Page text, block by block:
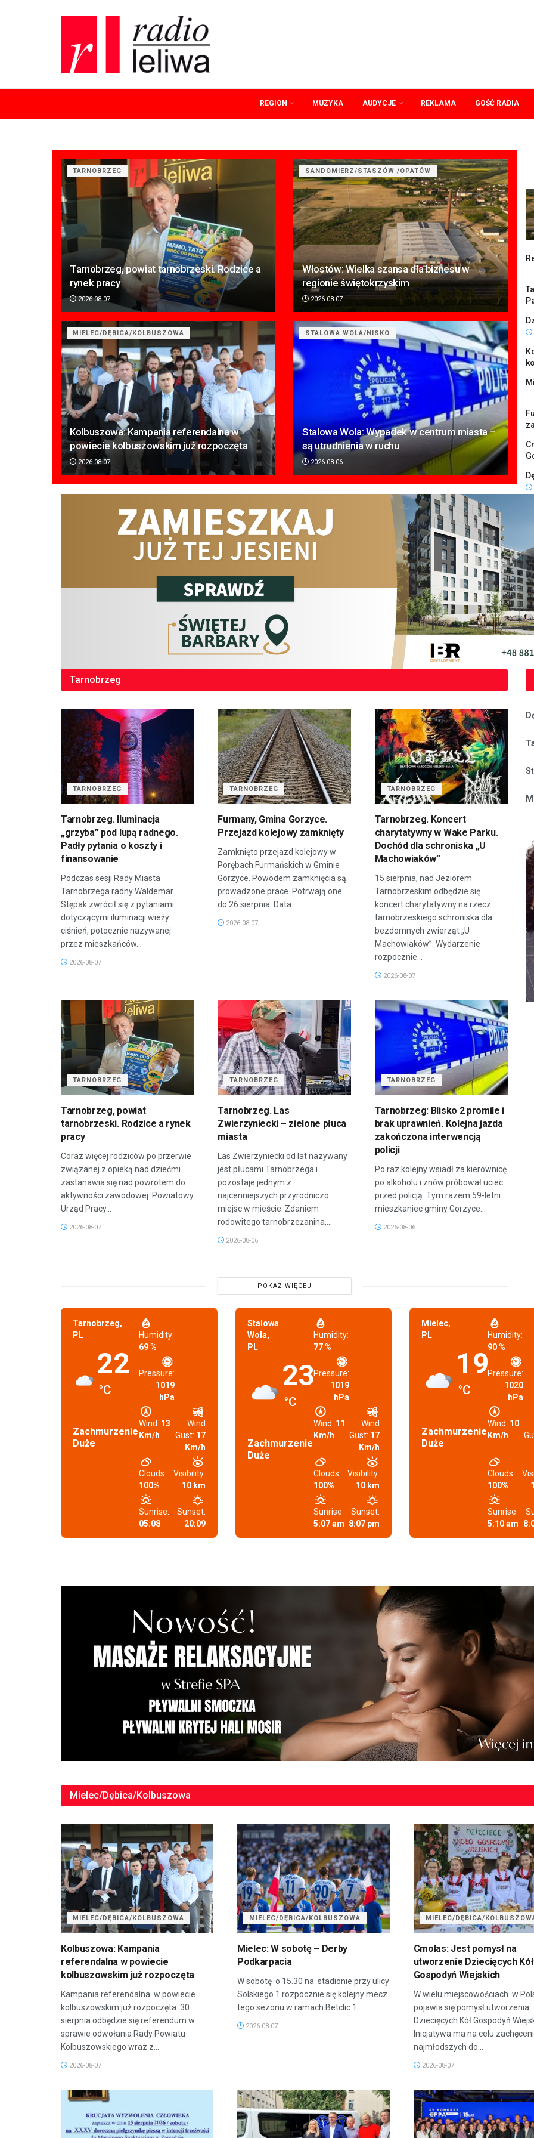
REGION MUZYKA AUDYCJE REKLAMA GOŚĆ RADIA
TARNOBRZEG
Tarnobrzeg, powiat tarnobrzeski. Rodzice a
rynek pracy
2026-08-07
SANDOMIERZ/STASZÓW /OPATÓW
Włostów: Wielka szansa dla biznesu w
regionie świętokrzyskim
2026-08-07
MIELEC/DĘBICA/KOLBUSZOWA
Kolbuszowa: Kampania referendalna w
powiecie kolbuszowskim już rozpoczęta
2026-08-07
STALOWA WOLA/NISKO
Stalowa Wola: Wypadek w centrum miasta –
są utrudnienia w ruchu
2026-08-06
Tarnobrzeg
TARNOBRZEG
Tarnobrzeg. Iluminacja
„grzyba” pod lupą radnego.
Padły pytania o koszty i
finansowanie
Podczas sesji Rady Miasta
Tarnobrzega radny Waldemar
Stępak zwrócił się z pytaniami
dotyczącymi iluminacji wieży
ciśnień, potocznie nazywanej
przez mieszkańców...
2026-08-07
TARNOBRZEG
Furmany, Gmina Gorzyce.
Przejazd kolejowy zamknięty
Zamknięto przejazd kolejowy w
Porębach Furmańskich w Gminie
Gorzyce. Powodem zamknięcia są
prowadzone prace. Potrwają one
do 26 sierpnia. Data...
2026-08-07
TARNOBRZEG
Tarnobrzeg. Koncert
charytatywny w Wake Parku.
Dochód dla schroniska „U
Machowiaków”
15 sierpnia, nad Jeziorem
Tarnobrzeskim odbędzie się
koncert charytatywny na rzecz
tarnobrzeskiego schroniska dla
bezdomnych zwierząt „U
Machowiaków”. Wydarzenie
rozpocznie...
2026-08-07
TARNOBRZEG
Tarnobrzeg, powiat
tarnobrzeski. Rodzice a rynek
pracy
Coraz więcej rodziców po przerwie
związanej z opieką nad dziećmi
zastanawia się nad powrotem do
aktywności zawodowej. Powiatowy
Urząd Pracy...
2026-08-07
TARNOBRZEG
Tarnobrzeg. Las
Zwierzyniecki – zielone płuca
miasta
Las Zwierzyniecki od lat nazywany
jest płucami Tarnobrzega i
pozostaje jednym z
najcenniejszych przyrodniczo
miejsc w mieście. Zdaniem
rodowitego tarnobrzeżanina,...
2026-08-06
TARNOBRZEG
Tarnobrzeg: Blisko 2 promile i
brak uprawnień. Kolejna jazda
zakończona interwencją
policji
Po raz kolejny wsiadł za kierownicę
po alkoholu i znów próbował uciec
przed policją. Tym razem 59-letni
mieszkaniec gminy Gorzyce...
2026-08-06
POKAŻ WIĘCEJ
Tarnobrzeg,
PL
22
°C
Zachmurzenie
Duże
Humidity:
69 %
Pressure:
1019
hPa
Wind: 13
Km/h
Wind
Gust: 17
Km/h
Clouds:
100%
Visibility:
10 km
Sunrise:
05:08
Sunset:
20:09
Stalowa
Wola,
PL
23
°C
Zachmurzenie
Duże
Humidity:
77 %
Pressure:
1019
hPa
Wind: 11
Km/h
Wind
Gust: 17
Km/h
Clouds:
100%
Visibility:
10 km
Sunrise:
5:07 am
Sunset:
8:07 pm
Mielec,
PL
19
°C
Zachmurzenie
Duże
Humidity:
90 %
Pressure:
1020
hPa
Wind: 10
Km/h
Clouds:
100%
Sunrise:
5:10 am
Mielec/Dębica/Kolbuszowa
MIELEC/DĘBICA/KOLBUSZOWA
Kolbuszowa: Kampania
referendalna w powiecie
kolbuszowskim już rozpoczęta
Kampania referendalna w powiecie
kolbuszowskim już rozpoczęta. 30
sierpnia odbędzie się referendum w
sprawie odwołania Rady Powiatu
Kolbuszowskiego wraz z...
2026-08-07
MIELEC/DĘBICA/KOLBUSZOWA
Mielec: W sobotę – Derby
Podkarpacia
W sobotę o 15.30 na stadionie przy ulicy
Solskiego 1 rozpocznie się kolejny mecz
tego sezonu w ramach Betclic 1....
2026-08-07
MIELEC/DĘBICA/
Cmolas: Jest pomysł na
utworzenie Dziecięcych Kół
Gospodyń Wiejskich
W wielu miejscowościach w
pojawia się pomysł utworzenia
Dziecięcych Kół Gospodyń
Inicjatywa ma na celu
najmłodszych do...
2026-08-07